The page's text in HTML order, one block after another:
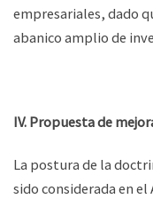
empresariales, dado
abanico amplio de
IV. Propuesta de
La postura de la
sido considerada en